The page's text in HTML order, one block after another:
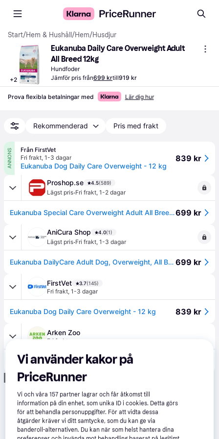
Start/Hem & Hushåll /Hem/Husdjur
+2
Eukanuba Daily Care Overweight Adult
All Breed 12kg
Hundfoder
Jämför pris från699 krtill919 kr
Prova flexibla betalningar med Lär dig hur
Rekommenderad Pris med frakt
ANNONS
Från FirstVet
Fri frakt, 1-3 dagar
Eukanuba Dog Daily Care Overweight - 12 kg
839 kr
Proshop.se 4.5(589)
Lägst pris·Fri frakt, 1-2 dagar
Eukanuba Special Care Overweight Adult All Breed - dry dog food - 12kg699 kr
AniCura Shop 4.0(1)
Lägst pris·Fri frakt, 1-3 dagar
Eukanuba DailyCare Adult Dog, Overweight, All Breeds 699 kr
FirstVet 3.7(145)
Fri frakt, 1-3 dagar
Eukanuba Dog Daily Care Overweight - 12 kg 839 kr
Arken Zoo
Fri frakt
Annons
Vi använder kakor på
PriceRunner
Vi och våra157 partner lagrar och får åtkomst till
information på din enhet, som unika ID i cookies. Detta görs
för att behandla personuppgifter. För att vidta dessa
åtgärder kräver vi ditt samtycke, som du kan ge via
banderoll-alternativen. Du kan när som helst hantera dina